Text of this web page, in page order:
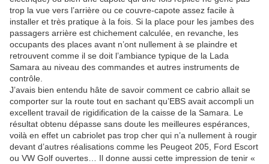
trop la vue vers l’arrière ou ce couvre-capote assez facile à
installer et très pratique à la fois. Si la place pour les jambes des
passagers arrière est chichement calculée, en revanche, les
occupants des places avant n’ont nullement à se plaindre et
retrouvent comme il se doit l’ambiance typique de la Lada
Samara au niveau des commandes et autres instruments de
contrôle.
J’avais bien entendu hâte de savoir comment ce cabrio allait se
comporter sur la route tout en sachant qu’EBS avait accompli un
excellent travail de rigidification de la caisse de la Samara. Le
résultat obtenu dépasse sans doute les meilleures espérances,
voilà en effet un cabriolet pas trop cher qui n’a nullement à rougir
devant d’autres réalisations comme les Peugeot 205, Ford Escort
ou VW Golf ouvertes… Il donne aussi cette impression de tenir «